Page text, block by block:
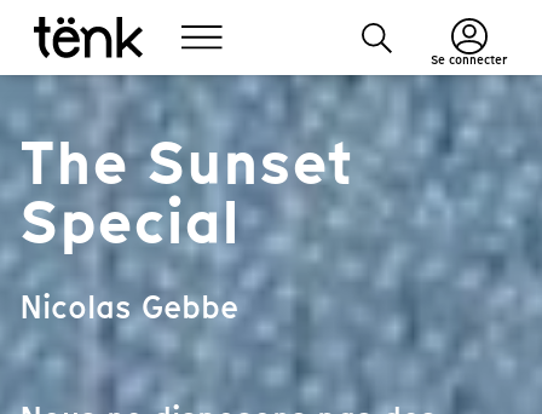
Se connecter
The Sunset
Special
Nicolas Gebbe